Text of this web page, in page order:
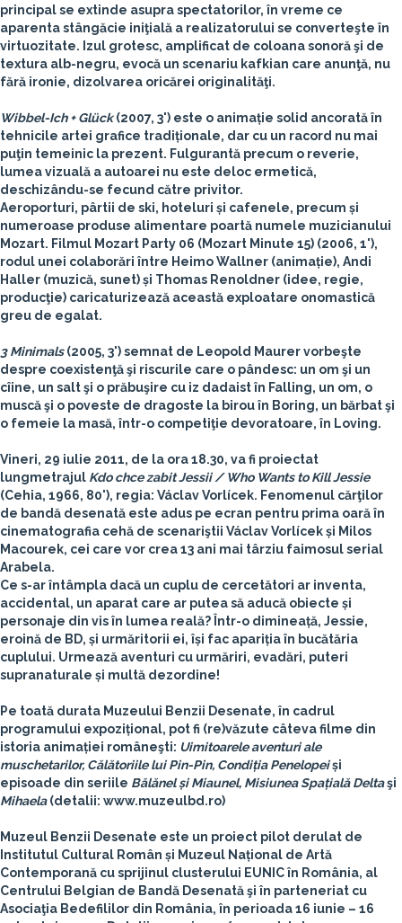
principal se extinde asupra spectatorilor, în vreme ce
aparenta stângăcie iniţială a realizatorului se converteşte în
virtuozitate. Izul grotesc, amplificat de coloana sonoră şi de
textura alb-negru, evocă un scenariu kafkian care anunţă, nu
fără ironie, dizolvarea oricărei originalităţi.
Wibbel-Ich + Glück(2007, 3') este o animație solid ancorată în
tehnicile artei grafice tradiționale, dar cu un racord nu mai
puţin temeinic la prezent. Fulgurantă precum o reverie,
lumea vizuală a autoarei nu este deloc ermetică,
deschizându-se fecund către privitor.
Aeroporturi, pârtii de ski, hoteluri și cafenele, precum și
numeroase produse alimentare poartă numele muzicianului
Mozart. Filmul Mozart Party 06 (Mozart Minute 15) (2006, 1'),
rodul unei colaborări între Heimo Wallner (animație), Andi
Haller (muzică, sunet) și Thomas Renoldner (idee, regie,
producţie) caricaturizează această exploatare onomastică
greu de egalat.
3 Minimals(2005, 3') semnat de Leopold Maurer vorbeşte
despre coexistenţă şi riscurile care o pândesc: un om şi un
cîine, un salt şi o prăbuşire cu iz dadaist în Falling, un om, o
muscă şi o poveste de dragoste la birou în Boring, un bărbat şi
o femeie la masă, într-o competiţie devoratoare, în Loving.
Vineri, 29 iulie 2011, de la ora 18.30, va fi proiectat
lungmetrajul Kdo chce zabit Jessii / Who Wants to Kill Jessie
(Cehia, 1966, 80'), regia: Václav Vorlícek. Fenomenul cărţilor
de bandă desenată este adus pe ecran pentru prima oară în
cinematografia cehă de scenariştii Václav Vorlícek și Milos
Macourek, cei care vor crea 13 ani mai târziu faimosul serial
Arabela.
Ce s-ar întâmpla dacă un cuplu de cercetători ar inventa,
accidental, un aparat care ar putea să aducă obiecte și
personaje din vis în lumea reală? Într-o dimineață, Jessie,
eroină de BD, și urmăritorii ei, își fac apariția în bucătăria
cuplului. Urmează aventuri cu urmăriri, evadări, puteri
supranaturale și multă dezordine!
Pe toată durata Muzeului Benzii Desenate, în cadrul
programului expozițional, pot fi (re)văzute câteva filme din
istoria animației româneşti: Uimitoarele aventuri ale
muschetarilor, Călătoriile lui Pin-Pin, Condiția Penelopeiși
episoade din seriile Bălănel și Miaunel, Misiunea Spațială Deltaşi
Mihaela(detalii: www.muzeulbd.ro)
Muzeul Benzii Desenate este un proiect pilot derulat de
Institutul Cultural Român și Muzeul Național de Artă
Contemporană cu sprijinul clusterului EUNIC în România, al
Centrului Belgian de Bandă Desenată şi în parteneriat cu
Asociaţia Bedefililor din România, în perioada 16 iunie – 16